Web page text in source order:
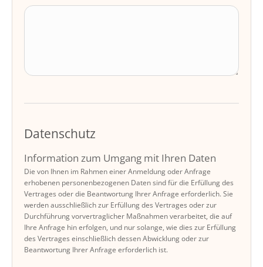
Datenschutz
Information zum Umgang mit Ihren Daten
Die von Ihnen im Rahmen einer Anmeldung oder Anfrage
erhobenen personenbezogenen Daten sind für die Erfüllung des
Vertrages oder die Beantwortung Ihrer Anfrage erforderlich. Sie
werden ausschließlich zur Erfüllung des Vertrages oder zur
Durchführung vorvertraglicher Maßnahmen verarbeitet, die auf
Ihre Anfrage hin erfolgen, und nur solange, wie dies zur Erfüllung
des Vertrages einschließlich dessen Abwicklung oder zur
Beantwortung Ihrer Anfrage erforderlich ist.